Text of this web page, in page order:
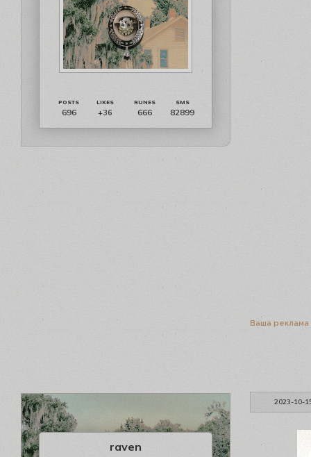
696 +36 666 82899
Ваша реклама
2023-10-
raven